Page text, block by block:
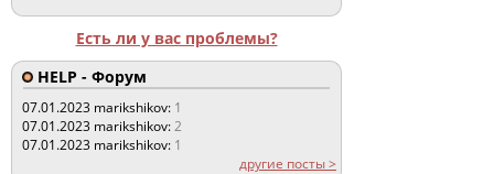
Есть ли у вас проблемы?
HELP - Форум
07.01.2023 marikshikov: 1
07.01.2023 marikshikov:2
07.01.2023 marikshikov: 1
другие посты >